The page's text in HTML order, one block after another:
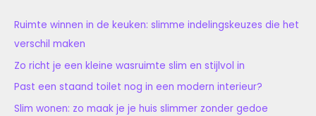
Ruimte winnen in de keuken: slimme indelingskeuzes die het
verschil maken
Zo richt je een kleine wasruimte slim en stijlvol in
Past een staand toilet nog in een modern interieur?
Slim wonen: zo maak je je huis slimmer zonder gedoe